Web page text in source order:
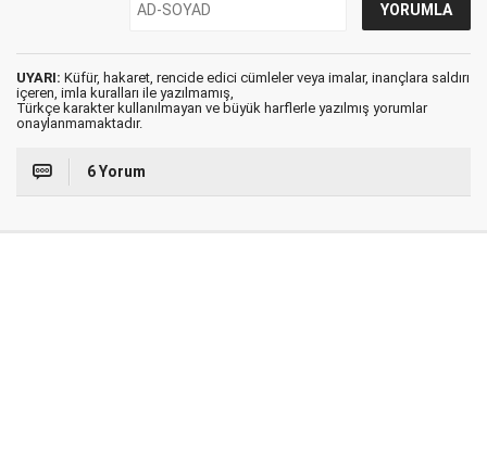
UYARI: Küfür, hakaret, rencide edici cümleler veya imalar, inançlara saldırı
içeren, imla kuralları ile yazılmamış,
Türkçe karakter kullanılmayan ve büyük harflerle yazılmış yorumlar
onaylanmamaktadır.
6 Yorum